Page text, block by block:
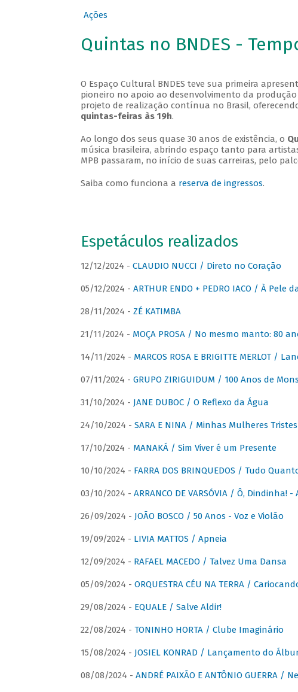
Ações
Quintas no BNDES -
O Espaço Cultural BNDES teve sua primeira
pioneiro no apoio ao desenvolvimento da
projeto de realização contínua no Brasil,
quintas-feiras às 19h.
Ao longo dos seus quase 30 anos de existência, o
música brasileira, abrindo espaço tanto para
MPB passaram, no início de suas carreiras, pelo
Saiba como funciona a reserva de ingressos.
Espetáculos realizados
12/12/2024 - CLAUDIO NUCCI / Direto no Coração
05/12/2024 - ARTHUR ENDO + PEDRO IACO / À Pele
28/11/2024 - ZÉ KATIMBA
21/11/2024 - MOÇA PROSA / No mesmo manto: 80
14/11/2024 - MARCOS ROSA E BRIGITTE MERLOT /
07/11/2024 - GRUPO ZIRIGUIDUM / 100 Anos de
31/10/2024 - JANE DUBOC / O Reflexo da Água
24/10/2024 - SARA E NINA / Minhas Mulheres Tristes
17/10/2024 - MANAKÁ / Sim Viver é um Presente
10/10/2024 - FARRA DOS BRINQUEDOS / Tudo
03/10/2024 - ARRANCO DE VARSÓVIA / Ô,
26/09/2024 - JOÃO BOSCO / 50 Anos - Voz e Violão
19/09/2024 - LIVIA MATTOS / Apneia
12/09/2024 - RAFAEL MACEDO / Talvez Uma Dansa
05/09/2024 - ORQUESTRA CÉU NA TERRA /
29/08/2024 - EQUALE / Salve Aldir!
22/08/2024 - TONINHO HORTA / Clube Imaginário
15/08/2024 - JOSIEL KONRAD / Lançamento do
08/08/2024 - ANDRÉ PAIXÃO E ANTÔNIO GUERRA /